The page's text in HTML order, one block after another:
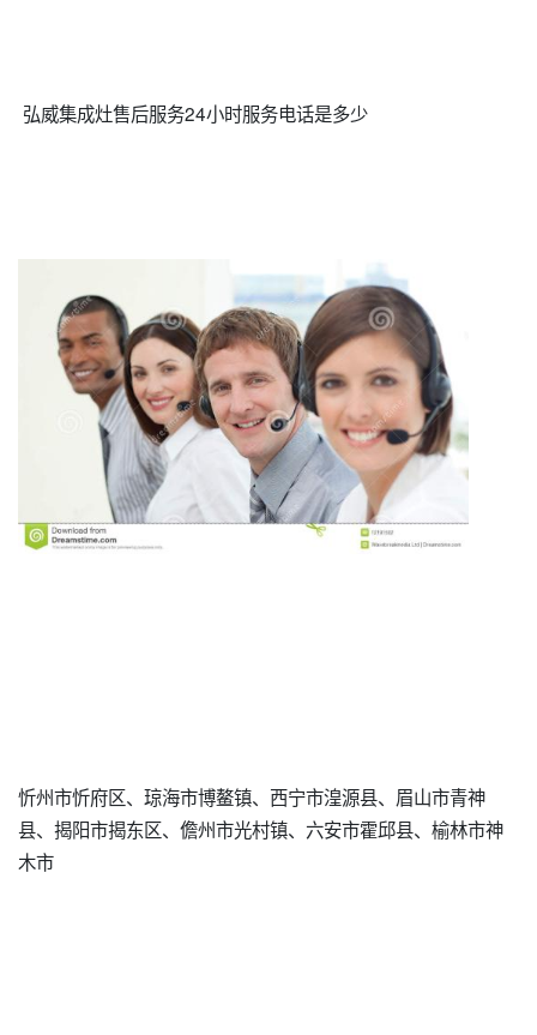
弘威集成灶售后服务24小时服务电话是多少
忻州市忻府区、琼海市博鳌镇、西宁市湟源县、眉山市青神
县、揭阳市揭东区、儋州市光村镇、六安市霍邱县、榆林市神
木市